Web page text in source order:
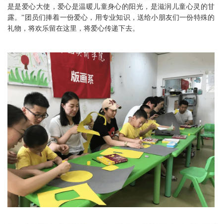
是是爱心大使，爱心是温暖儿童身心的阳光，是滋润儿童心灵的甘
露。”团员们捧着一份爱心，用专业知识，送给小朋友们一份特殊的
礼物，将欢乐留在这里，将爱心传递下去。